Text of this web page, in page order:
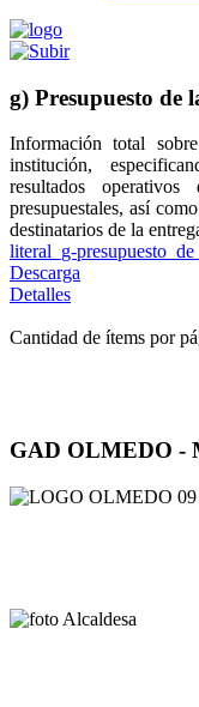
g) Presupuesto de
Información total
institución,
resultados
presupuestales, así
destinatarios de la
literal_g-
Descarga
Detalles
Cantidad de ítems por
GAD OLMEDO -